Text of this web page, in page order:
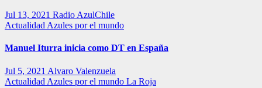
Jul 13, 2021 Radio AzulChile
Actualidad Azules por el mundo
Manuel Iturra inicia como DT en España
Jul 5, 2021 Alvaro Valenzuela
Actualidad Azules por el mundo La Roja